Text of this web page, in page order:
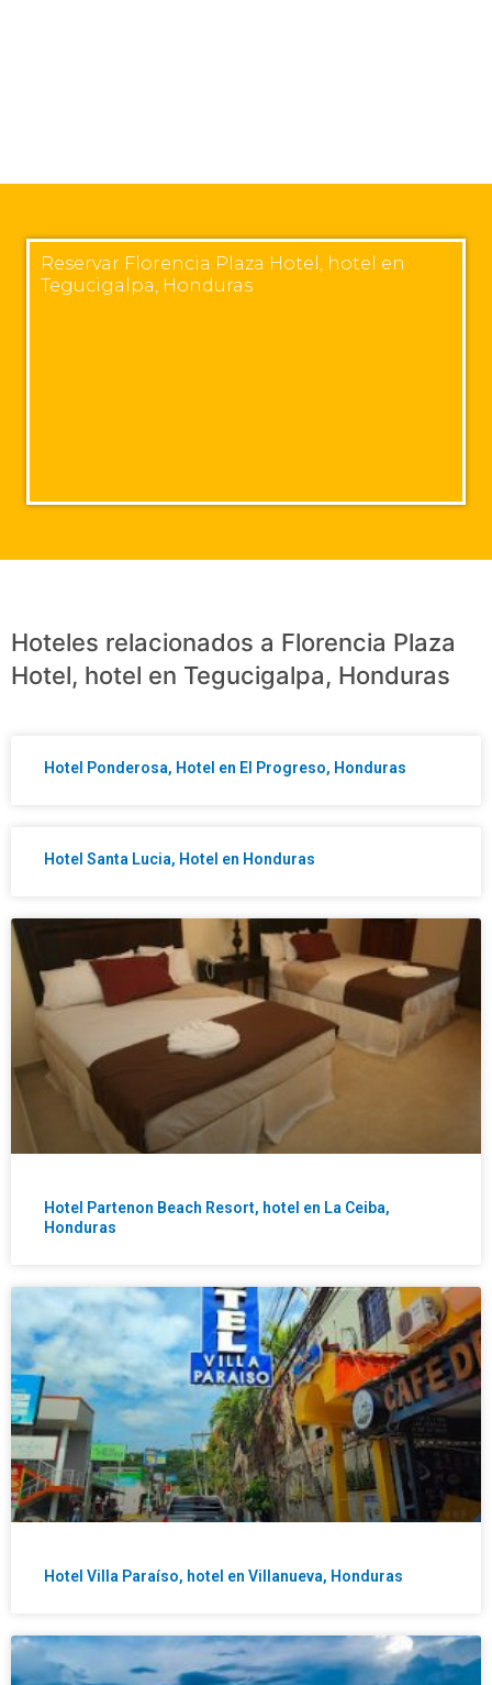
Reservar Florencia Plaza Hotel, hotel en
Tegucigalpa, Honduras
Hoteles relacionados a Florencia Plaza
Hotel, hotel en Tegucigalpa, Honduras
Hotel Ponderosa, Hotel en El Progreso, Honduras
Hotel Santa Lucia, Hotel en Honduras
Hotel Partenon Beach Resort, hotel en La Ceiba,
Honduras
Hotel Villa Paraíso, hotel en Villanueva, Honduras